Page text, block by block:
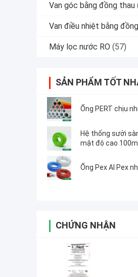
Van góc bằng đồng thau
Van điều nhiệt bằng
Máy lọc nước RO (57)
SẢN PHẨM TỐT
Ống PERT chịu
Hệ thống sưởi
mật độ cao
Ống Pex Al Pex
CHỨNG NHẬN